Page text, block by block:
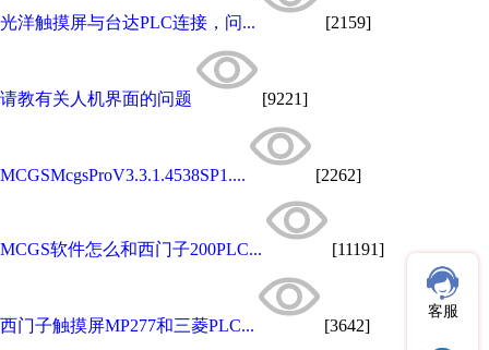
光洋触摸屏与台达PLC连接，问... [2159]
请教有关人机界面的问题 [9221]
MCGSMcgsProV3.3.1.4538SP1.... [2262]
MCGS软件怎么和西门子200PLC... [11191]
西门子触摸屏MP277和三菱PLC... [3642]
客服